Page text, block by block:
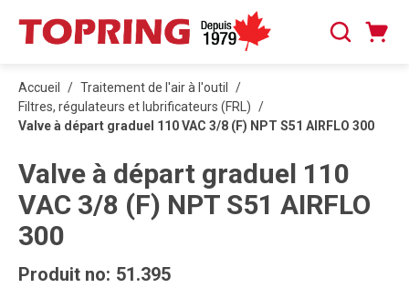
PASSER AU CONTENU PRINCIPAL
Recherche
Accueil / Traitement de l'air à l'outil
/
Filtres, régulateurs et lubrificateurs (FRL) /
Valve à départ graduel 110 VAC 3/8 (F) NPT S51 AIRFLO 300
Valve à départ graduel 110
VAC 3/8 (F) NPT S51 AIRFLO
300
Produit no: 51.395